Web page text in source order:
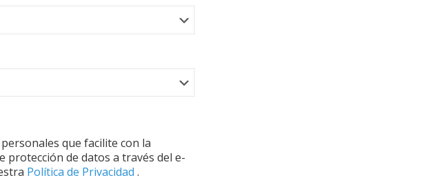
personales que facilite con la
protección de datos a través del e-
Política de Privacidad.